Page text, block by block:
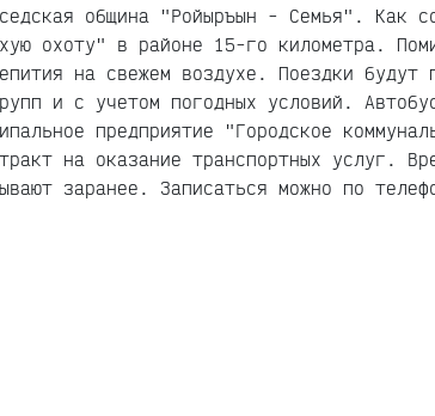
община "Ройыръын - Семья". Как
охоту" в районе 15-го километра.
на свежем воздухе. Поездки будут
и с учетом погодных условий.
предприятие "Городское
на оказание транспортных услуг.
заранее. Записаться можно по